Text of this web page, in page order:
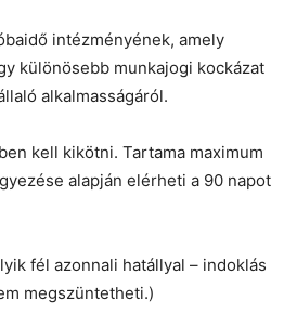
intézményének, amely
különösebb munkajogi kockázat
alkalmasságáról.
kell kikötni. Tartama maximum
alapján elérheti a 90 napot
fél azonnali hatállyal – indoklás
megszüntetheti.)